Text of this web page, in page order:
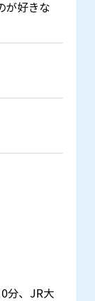
が好きな
分、JR大